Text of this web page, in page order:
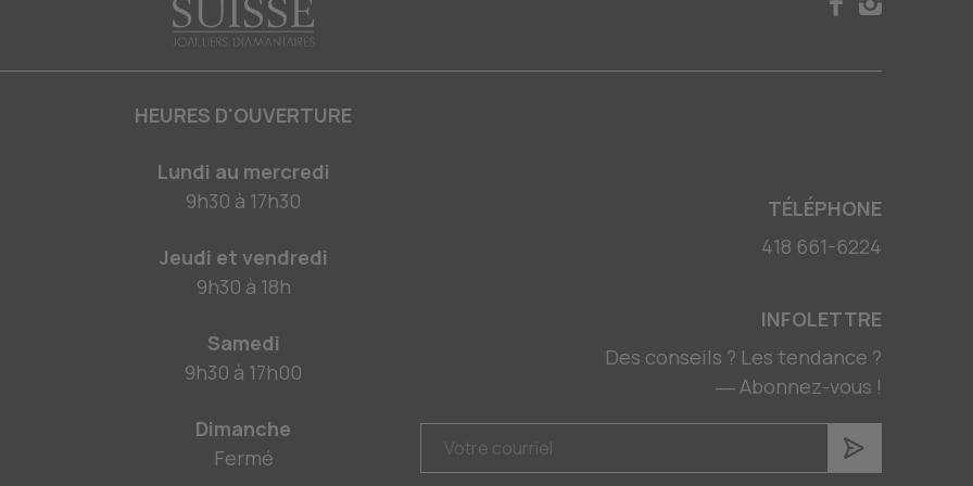
HEURES D'OUVERTURE
Lundi au mercredi
9h30 à 17h30
Jeudi et vendredi
9h30 à 18h
Samedi
9h30 à 17h00
Dimanche
Fermé
TÉLÉPHONE
418 661-6224
INFOLETTRE
Des conseils ? Les tendance ?
― Abonnez-vous !